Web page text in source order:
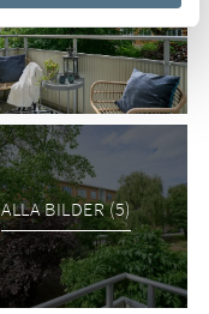
ALLA BILDER (5)